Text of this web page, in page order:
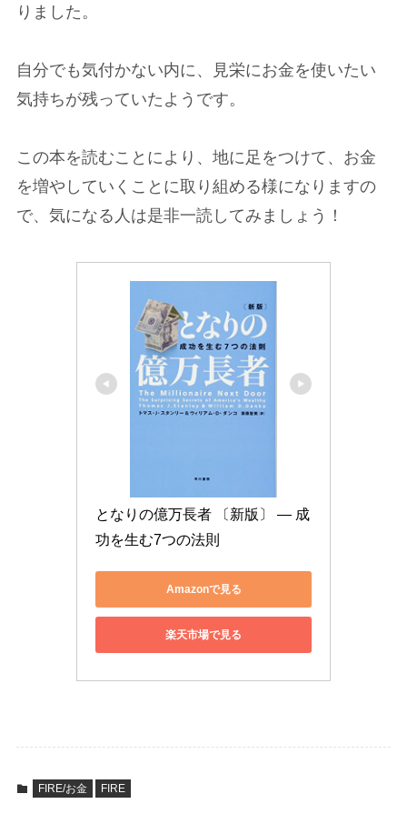
りました。
自分でも気付かない内に、見栄にお金を使いたい
気持ちが残っていたようです。
この本を読むことにより、地に足をつけて、お金
を増やしていくことに取り組める様になりますの
で、気になる人は是非一読してみましょう！
となりの億万長者 〔新版〕 ― 成
功を生む7つの法則
Amazonで見る
楽天市場で見る
FIRE/お金 FIRE